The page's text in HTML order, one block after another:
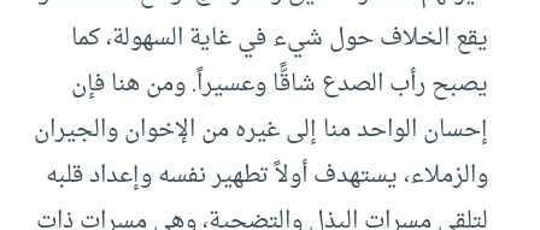
يقع الخلاف حول شيء في غاية السهولة، كما
يصبح رأب الصدع شاقًّا وعسيراً. ومن هنا فإن
إحسان الواحد منا إلى غيره من الإخوان والجيران
والزملاء، يستهدف أولاً تطهير نفسه وإعداد قلبه
لتلقي مسرات البذل والتضحية، وهي مسرات ذات